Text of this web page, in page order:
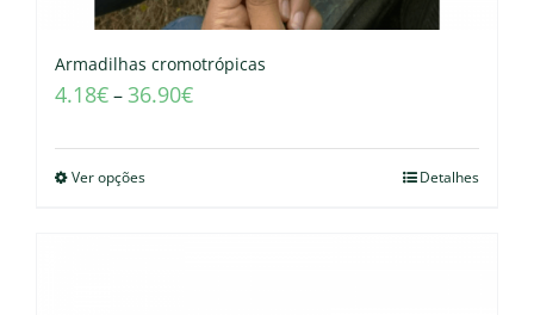
Armadilhas cromotrópicas
4.18€–36.90€
Ver opções Detalhes